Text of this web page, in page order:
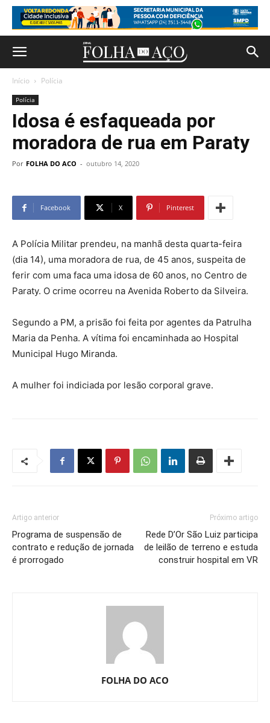
Início Polícia
Polícia
Idosa é esfaqueada por
moradora de rua em Paraty
Por FOLHA DO ACO - outubro 14, 2020
Facebook X Pinterest
A Polícia Militar prendeu, na manhã desta quarta-feira
(dia 14), uma moradora de rua, de 45 anos, suspeita de
ferir com uma faca uma idosa de 60 anos, no Centro de
Paraty. O crime ocorreu na Avenida Roberto da Silveira.
Segundo a PM, a prisão foi feita por agentes da Patrulha
Maria da Penha. A vítima foi encaminhada ao Hospital
Municipal Hugo Miranda.
A mulher foi indiciada por lesão corporal grave.
Artigo anterior
Programa de suspensão de
contrato e redução de jornada
é prorrogado
Próximo artigo
Rede D’Or São Luiz participa
de leilão de terreno e estuda
construir hospital em VR
FOLHA DO ACO